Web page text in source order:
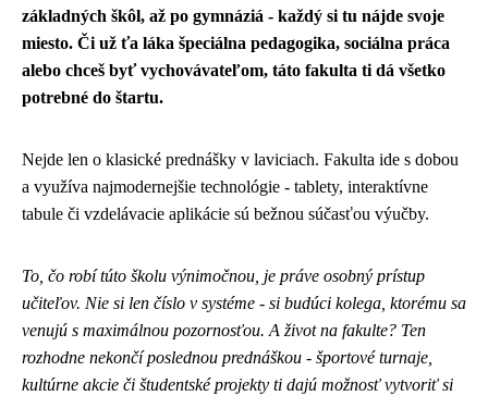
základných škôl, až po gymnáziá - každý si tu nájde svoje
miesto. Či už ťa láka špeciálna pedagogika, sociálna práca
alebo chceš byť vychovávateľom, táto fakulta ti dá všetko
potrebné do štartu.
Nejde len o klasické prednášky v laviciach. Fakulta ide s dobou
a využíva najmodernejšie technológie - tablety, interaktívne
tabule či vzdelávacie aplikácie sú bežnou súčasťou výučby.
To, čo robí túto školu výnimočnou, je práve osobný prístup
učiteľov. Nie si len číslo v systéme - si budúci kolega, ktorému sa
venujú s maximálnou pozornosťou. A život na fakulte? Ten
rozhodne nekončí poslednou prednáškou - športové turnaje,
kultúrne akcie či študentské projekty ti dajú možnosť vytvoriť si